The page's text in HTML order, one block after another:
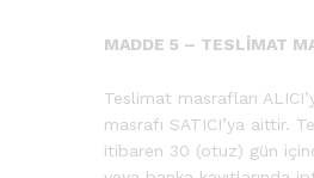
MADDE 5 – TESLİMAT
Teslimat masrafları
masrafı SATICI’ya aittir.
itibaren 30 (otuz) gün